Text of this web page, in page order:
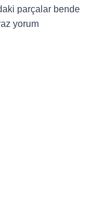
parçalar bende
yorum